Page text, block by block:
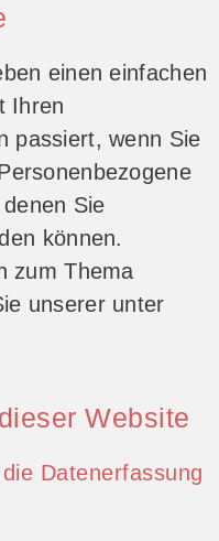
einen einfachen
Ihren
passiert, wenn Sie
Sie
können.
zum Thema
unserer unter
Website
Datenerfassung